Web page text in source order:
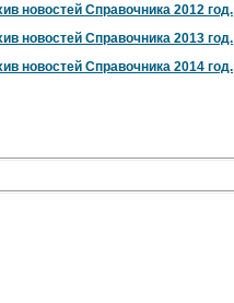
новостей Справочника 2012 год.
новостей Справочника 2013 год.
новостей Справочника 2014 год.